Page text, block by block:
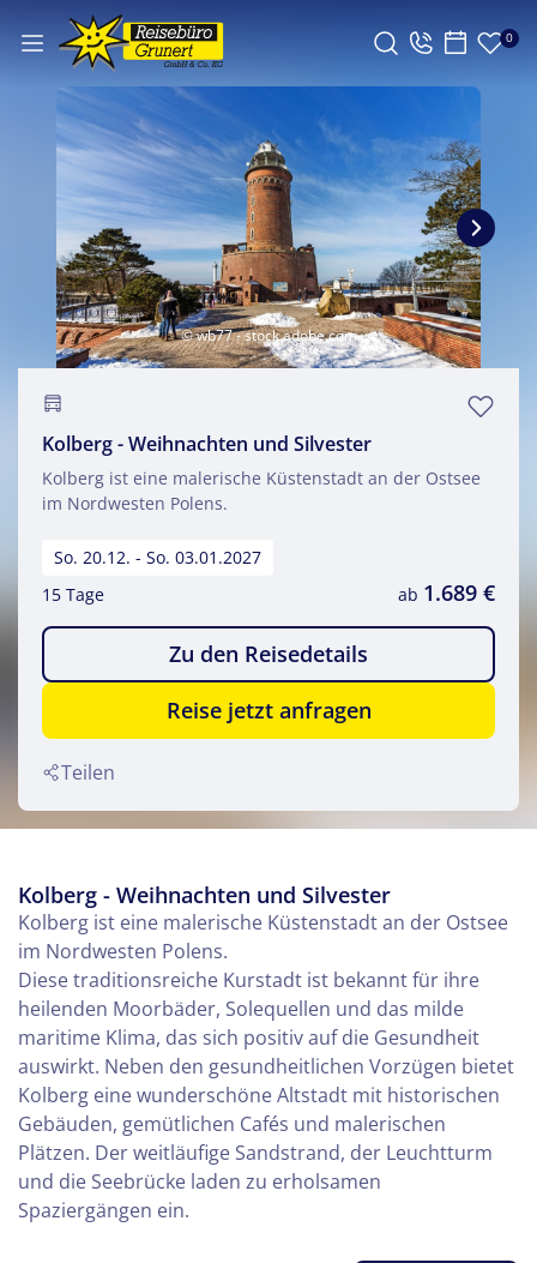
0
© wb77 - stock.adobe.com
Kolberg - Weihnachten und Silvester
Kolberg ist eine malerische Küstenstadt an der Ostsee
im Nordwesten Polens.
So. 20.12. - So. 03.01.2027
15 Tage
ab 1.689 €
Zu den Reisedetails
Reise jetzt anfragen
Teilen
Kolberg - Weihnachten und Silvester
Kolberg ist eine malerische Küstenstadt an der Ostsee
im Nordwesten Polens.
Diese traditionsreiche Kurstadt ist bekannt für ihre
heilenden Moorbäder, Solequellen und das milde
maritime Klima, das sich positiv auf die Gesundheit
auswirkt. Neben den gesundheitlichen Vorzügen bietet
Kolberg eine wunderschöne Altstadt mit historischen
Gebäuden, gemütlichen Cafés und malerischen
Plätzen. Der weitläufige Sandstrand, der Leuchtturm
und die Seebrücke laden zu erholsamen
Spaziergängen ein.